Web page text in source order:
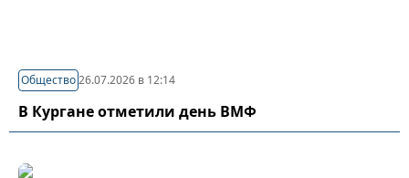
Общество26.07.2026 в 12:14
В Кургане отметили день ВМФ